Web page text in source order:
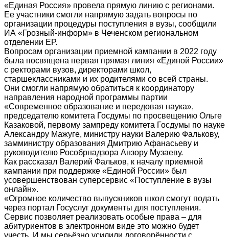
«Единая Россия» провела прямую линию с регионами.
Ее участники смогли напрямую задать вопросы по
организации процедуры поступления в вузы, сообщили
ИА «Грозный-информ» в Чеченском региональном
отделении ЕР.
Вопросам организации приемной кампании в 2022 году
была посвящена первая прямая линия «Единой России»
с ректорами вузов, директорами школ,
старшеклассниками и их родителями со всей страны.
Они смогли напрямую обратиться к координатору
направления народной программы партии
«Современное образование и передовая наука»,
председателю комитета Госдумы по просвещению Ольге
Казаковой, первому зампреду комитета Госдумы по науке
Александру Мажуге, министру науки Валерию Фалькову,
замминистру образования Дмитрию Афанасьеву и
руководителю Рособрнадзора Анзору Музаеву.
Как рассказал Валерий Фальков, к началу приемной
кампании при поддержке «Единой России» был
усовершенствован суперсервис «Поступление в вузы
онлайн».
«Огромное количество выпускников школ смогут подать
через портал Госуслуг документы для поступления.
Сервис позволяет реализовать особые права – для
абитуриентов в электронном виде это можно будет
учесть. И мы серьёзно усилили договорённости с